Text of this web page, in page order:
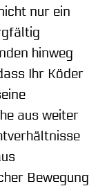
nur ein
hinweg
Ihr Köder
aus weiter
Bewegung